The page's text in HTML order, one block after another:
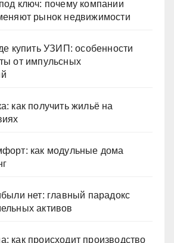
ключ: почему компании
рынок недвижимости
купить УЗИП: особенности
от импульсных
как получить жильё на
как модульные дома
нет: главный парадокс
активов
как происходит производство